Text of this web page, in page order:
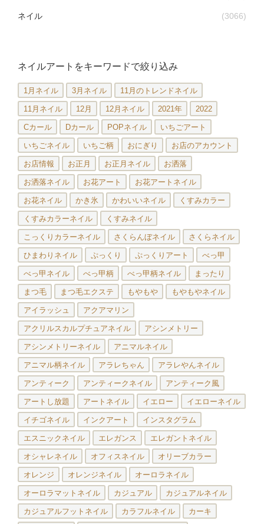
ネイル (3066)
ネイルアートをキーワードで絞り込み
1月ネイル 3月ネイル 11月のトレンドネイル
11月ネイル 12月 12月ネイル 2021年 2022
Cカール Dカール POPネイル いちごアート
いちごネイル いちご柄 おにぎり お店のアカウント
お店情報 お正月 お正月ネイル お洒落
お洒落ネイル お花アート お花アートネイル
お花ネイル かき氷 かわいいネイル くすみカラー
くすみカラーネイル くすみネイル
こっくりカラーネイル さくらんぼネイル さくらネイル
ひまわりネイル ぷっくり ぷっくりアート べっ甲
べっ甲ネイル べっ甲柄 べっ甲柄ネイル まったり
まつ毛 まつ毛エクステ もやもや もやもやネイル
アイラッシュ アクアマリン
アクリルスカルプチュアネイル アシンメトリー
アシンメトリーネイル アニマルネイル
アニマル柄ネイル アラレちゃん アラレやんネイル
アンティーク アンティークネイル アンティーク風
アートし放題 アートネイル イエロー イエローネイル
イチゴネイル インクアート インスタグラム
エスニックネイル エレガンス エレガントネイル
オシャレネイル オフィスネイル オリーブカラー
オレンジ オレンジネイル オーロラネイル
オーロラマットネイル カジュアル カジュアルネイル
カジュアルフットネイル カラフルネイル カーキ